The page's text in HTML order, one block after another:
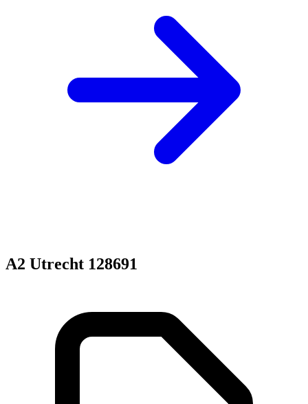
A2 Utrecht 128691